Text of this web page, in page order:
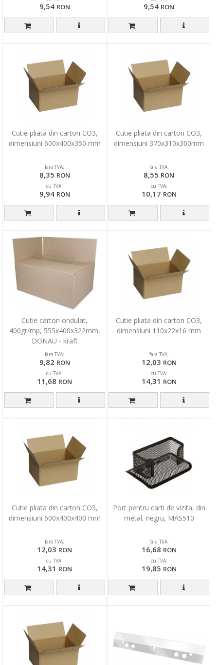
9,54 RON 9,54 RON
Cutie pliata din carton CO3,
dimensiuni 600x400x350 mm
fara TVA:
8,35 RON
cu TVA:
9,94 RON
Cutie pliata din carton CO3,
dimensiuni 370x310x300mm
fara TVA:
8,55 RON
cu TVA:
10,17 RON
Cutie carton ondulat,
400gr/mp, 555x400x322mm,
DONAU - kraft
fara TVA:
9,82 RON
cu TVA:
11,68 RON
Cutie pliata din carton CO3,
dimensiuni 110x22x16 mm
fara TVA:
12,03 RON
cu TVA:
14,31 RON
Cutie pliata din carton CO5,
dimensiuni 600x400x400 mm
fara TVA:
12,03 RON
cu TVA:
14,31 RON
Port pentru carti de vizita, din
metal, negru, MAS510
fara TVA:
16,68 RON
cu TVA:
19,85 RON